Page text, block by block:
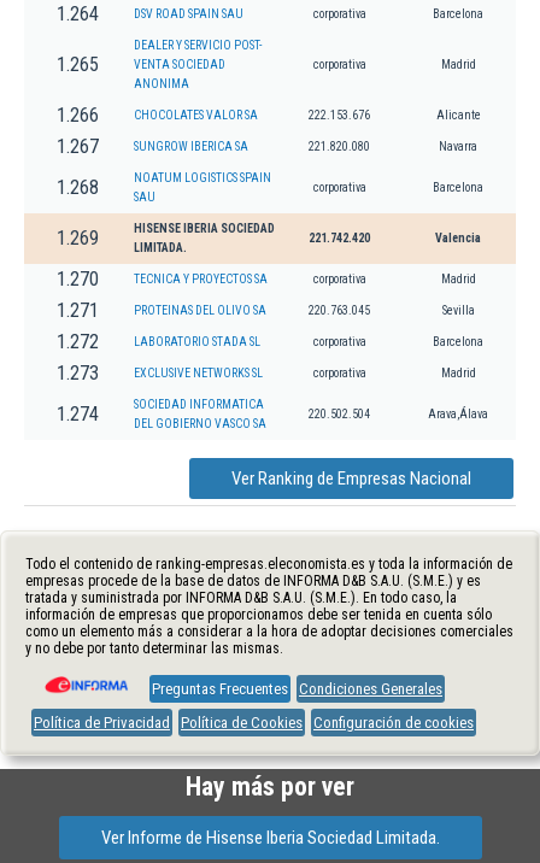
1.264 DSV ROAD SPAIN SAU corporativa Barcelona
1.265
DEALER Y SERVICIO POST-
VENTA SOCIEDAD
ANONIMA
corporativa Madrid
1.266 CHOCOLATES VALOR SA 222.153.676 Alicante
1.267 SUNGROW IBERICA SA 221.820.080 Navarra
1.268
NOATUM LOGISTICS SPAIN
SAU
corporativa Barcelona
1.269
HISENSE IBERIA SOCIEDAD
LIMITADA.
221.742.420 Valencia
1.270 TECNICA Y PROYECTOS SA corporativa Madrid
1.271 PROTEINAS DEL OLIVO SA 220.763.045 Sevilla
1.272 LABORATORIO STADA SL corporativa Barcelona
1.273 EXCLUSIVE NETWORKS SL corporativa Madrid
1.274
SOCIEDAD INFORMATICA
DEL GOBIERNO VASCO SA
220.502.504 Arava,Álava
Ver Ranking de Empresas Nacional
Todo el contenido de ranking-empresas.eleconomista.es y toda la información de
empresas procede de la base de datos de INFORMA D&B S.A.U. (S.M.E.) y es
tratada y suministrada por INFORMA D&B S.A.U. (S.M.E.). En todo caso, la
información de empresas que proporcionamos debe ser tenida en cuenta sólo
como un elemento más a considerar a la hora de adoptar decisiones comerciales
y no debe por tanto determinar las mismas.
Preguntas Frecuentes Condiciones Generales
Política de Privacidad
Política de Cookies Configuración de cookies
Hay más por ver
Ver Informe de Hisense Iberia Sociedad Limitada.